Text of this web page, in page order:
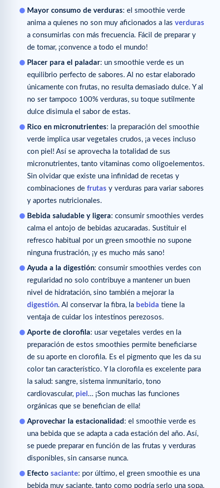
Mayor consumo de verduras: el smoothie verde
anima a quienes no son muy aficionados a las verduras
a consumirlas con más frecuencia. Fácil de preparar y
de tomar, ¡convence a todo el mundo!
Placer para el paladar: un smoothie verde es un
equilibrio perfecto de sabores. Al no estar elaborado
únicamente con frutas, no resulta demasiado dulce. Y al
no ser tampoco 100% verduras, su toque sutilmente
dulce disimula el sabor de estas.
Rico en micronutrientes: la preparación del smoothie
verde implica usar vegetales crudos, ¡a veces incluso
con piel! Así se aprovecha la totalidad de sus
micronutrientes, tanto vitaminas como oligoelementos.
Sin olvidar que existe una infinidad de recetas y
combinaciones de frutas y verduras para variar sabores
y aportes nutricionales.
Bebida saludable y ligera: consumir smoothies verdes
calma el antojo de bebidas azucaradas. Sustituir el
refresco habitual por un green smoothie no supone
ninguna frustración, ¡y es mucho más sano!
Ayuda a la digestión: consumir smoothies verdes con
regularidad no solo contribuye a mantener un buen
nivel de hidratación, sino también a mejorar la
digestión. Al conservar la fibra, la bebida tiene la
ventaja de cuidar los intestinos perezosos.
Aporte de clorofila: usar vegetales verdes en la
preparación de estos smoothies permite beneficiarse
de su aporte en clorofila. Es el pigmento que les da su
color tan característico. Y la clorofila es excelente para
la salud: sangre, sistema inmunitario, tono
cardiovascular, piel … ¡Son muchas las funciones
orgánicas que se benefician de ella!
Aprovechar la estacionalidad : el smoothie verde es
una bebida que se adapta a cada estación del año. Así,
se puede preparar en función de las frutas y verduras
disponibles, sin cansarse nunca.
Efecto saciante: por último, el green smoothie es una
bebida muy saciante, tanto como podría serlo una sopa.